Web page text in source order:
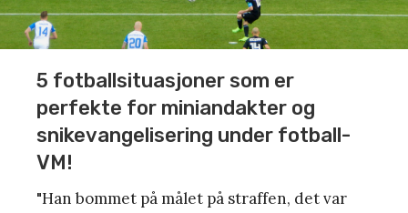
5 fotballsituasjoner som er
perfekte for miniandakter og
snikevangelisering under fotball-
VM!
"Han bommet på målet på straffen, det var